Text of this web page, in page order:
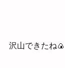
沢山できたね🍙